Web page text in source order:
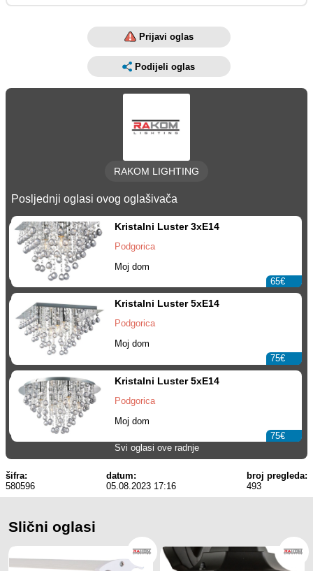
Prijavi oglas
Podijeli oglas
RAKOM LIGHTING
Posljednji oglasi ovog oglašivača
Kristalni Luster 3xE14
Podgorica
Moj dom
65€
Kristalni Luster 5xE14
Podgorica
Moj dom
75€
Kristalni Luster 5xE14
Podgorica
Moj dom
75€
Svi oglasi ove radnje
šifra:
580596
datum:
05.08.2023 17:16
broj pregleda:
493
Slični oglasi